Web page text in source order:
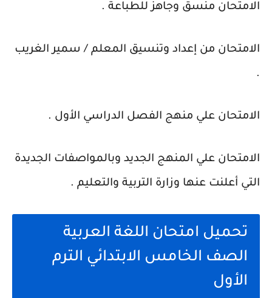
الامتحان منسق وجاهز للطباعة .
الامتحان من إعداد وتنسيق المعلم / سمير الغريب
.
الامتحان علي منهج الفصل الدراسي الأول .
الامتحان علي المنهج الجديد وبالمواصفات الجديدة
التي أعلنت عنها وزارة التربية والتعليم .
تحميل امتحان اللغة العربية
الصف الخامس الابتدائي الترم
الأول